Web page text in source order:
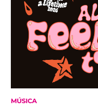
content
POSTED
MÚSICA